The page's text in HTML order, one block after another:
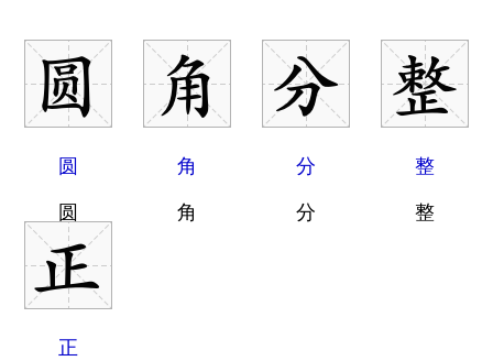
圆
圆
角
角
分
分
整
整
正